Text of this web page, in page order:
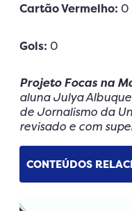
Cartão Vermelho: 0
Gols: 0
Projeto Focas na
aluna Julya
de Jornalismo da
revisado e com
CONTEÚDOS